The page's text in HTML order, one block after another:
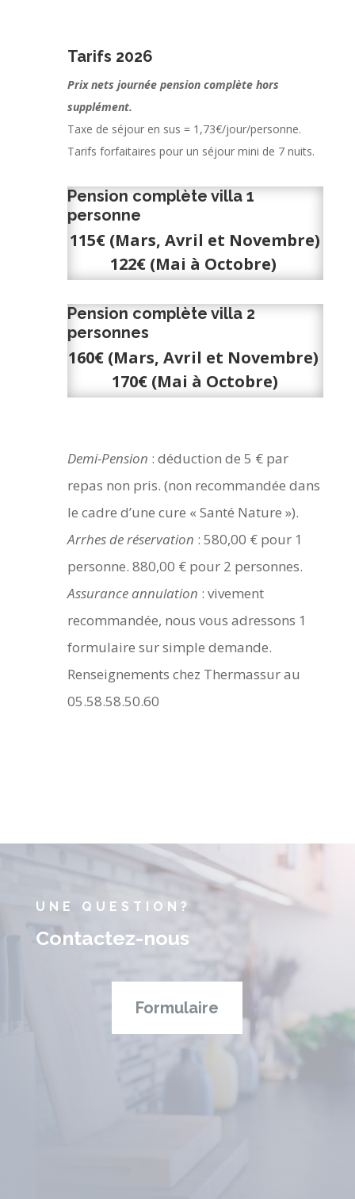
Tarifs 2026
Prix nets journée pension complète hors
supplément.
Taxe de séjour en sus = 1,73€/jour/personne.
Tarifs forfaitaires pour un séjour mini de 7 nuits.
Pension complète villa 1
personne
115€ (Mars, Avril et Novembre)
122€ (Mai à Octobre)
Pension complète villa 2
personnes
160€ (Mars, Avril et Novembre)
170€ (Mai à Octobre)
Demi-Pension : déduction de 5 € par
repas non pris. (non recommandée dans
le cadre d’une cure « Santé Nature »).
Arrhes de réservation : 580,00 € pour 1
personne. 880,00 € pour 2 personnes.
Assurance annulation : vivement
recommandée, nous vous adressons 1
formulaire sur simple demande.
Renseignements chez Thermassur au
05.58.58.50.60
UNE QUESTION?
Contactez-nous
Formulaire